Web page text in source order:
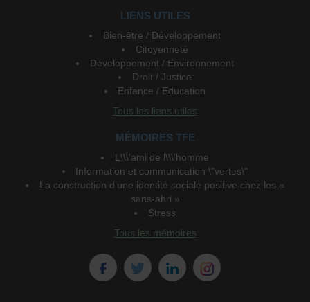
LIENS UTILES
Bien-être / Développement
Citoyenneté
Développement / Environnement
Droit / Justice
Enfance / Education
Tous les liens utiles
MÉMOIRES TFE
L\\\'ami de l\\\'homme
Information et communication \"vertes\"
La construction d’une identité sociale positive chez les «
sans-abri »
Stress
Tous les mémoires